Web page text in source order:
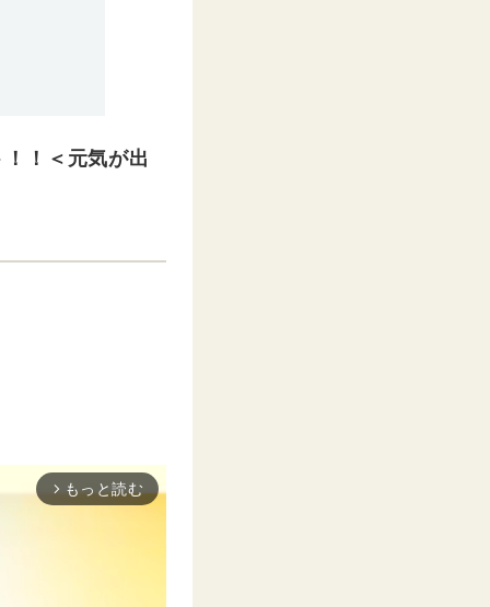
！＜元気が出
arrow_forward_ios もっと読む